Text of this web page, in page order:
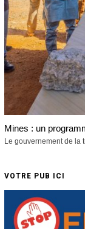
Mines : un
Le gouvernement de la
VOTRE PUB ICI